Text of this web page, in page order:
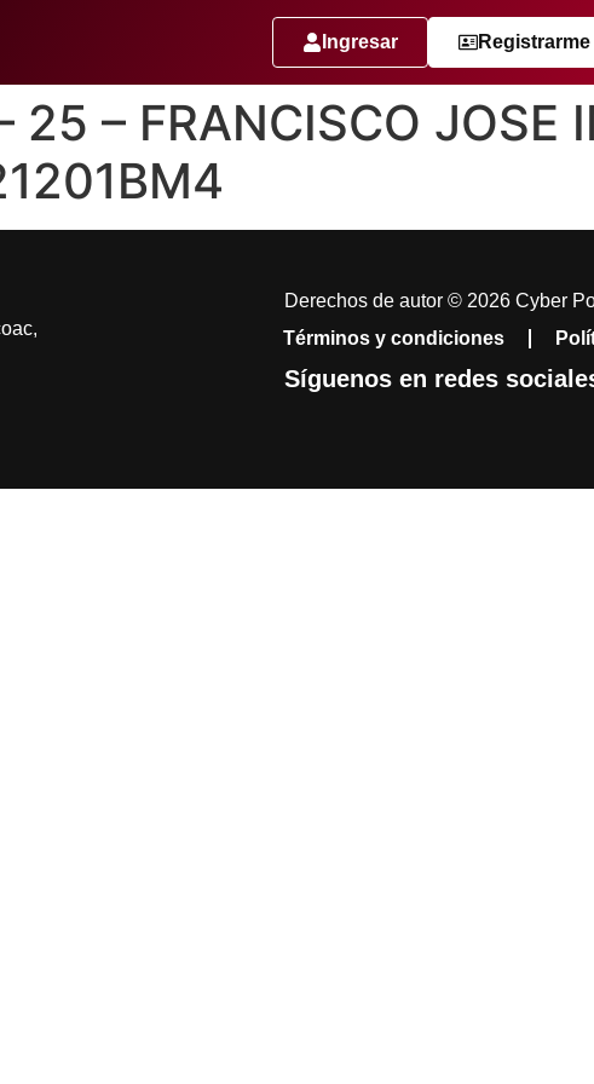
Ingresar Registrarme
– FRANCISCO JOSE
Derechos de autor © 2026 Cyber
Términos y condiciones
Síguenos en redes